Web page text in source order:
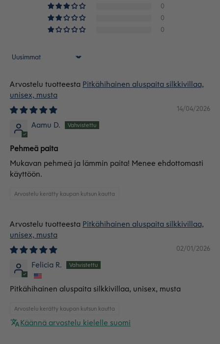
0
0
0
Sort by
Pitkähihainen aluspaita silkkivillaa,
unisex, musta
14/04/2026
Aamu D.
Pehmeä paita
Mukavan pehmeä ja lämmin paita! Menee ehdottomasti
käyttöön.
Arvostelu kerätty kaupan kutsun kautta
Pitkähihainen aluspaita silkkivillaa,
unisex, musta
02/01/2026
Felicia R.
Pitkähihainen aluspaita silkkivillaa, unisex, musta
Arvostelu kerätty kaupan kutsun kautta
Käännä arvostelu kielelle suomi